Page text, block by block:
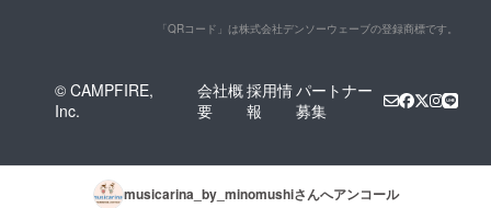
「QRコード」は株式会社デンソーウェーブの登録商標です。
© CAMPFIRE,
Inc.
会社概
要
採用情
報
パートナー
募集
musicarina_by_minomushiさんへアンコール